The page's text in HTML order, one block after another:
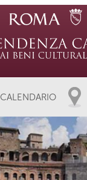
CALENDARIO